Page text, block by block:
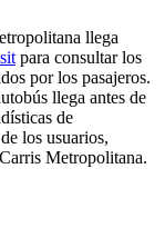
llega
para consultar los
por los pasajeros.
llega antes de
de
los usuarios,
Metropolitana.